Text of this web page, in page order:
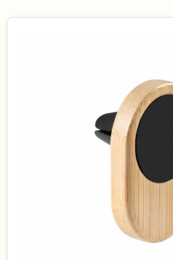
Kantoorartikelen
Duurzame keuzes
Made in Europe